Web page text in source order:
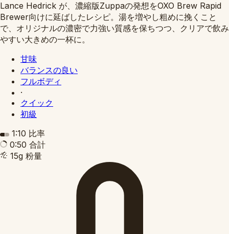
Lance Hedrick が、濃縮版Zuppaの発想をOXO Brew Rapid
Brewer向けに延ばしたレシピ。湯を増やし粗めに挽くこと
で、オリジナルの濃密で力強い質感を保ちつつ、クリアで飲み
やすい大きめの一杯に。
甘味
バランスの良い
フルボディ
·
クイック
初級
1:10 比率
0:50 合計
15g 粉量